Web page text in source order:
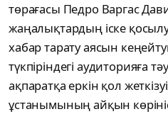
төрағасы Педро Варгас
жаңалықтардың іске
хабар тарату аясын
түкпіріндегі аудиторияға
ақпаратқа еркін қол
ұстанымының айқын